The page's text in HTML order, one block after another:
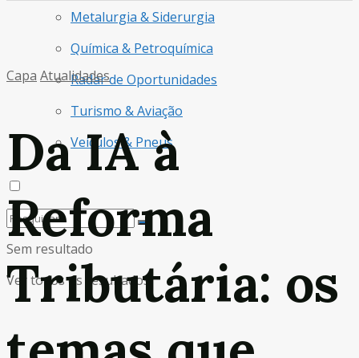
Metalurgia & Siderurgia
Química & Petroquímica
Radar de Oportunidades
Turismo & Aviação
Veículos & Pneus
Sem resultado
Ver todos os resultados
Capa Atualidades
Da IA à
Reforma
Tributária: os